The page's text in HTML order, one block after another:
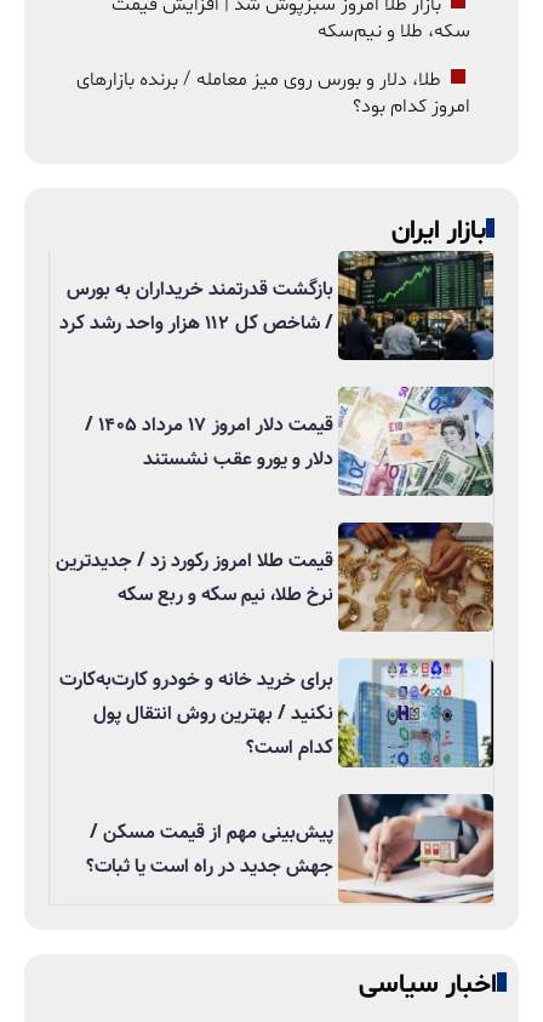
سکه، طلا و نیم‌سکه
طلا، دلار و بورس روی میز معامله / برنده بازارهای
امروز کدام بود؟
بازار ایران
بازگشت قدرتمند خریداران به بورس
/ شاخص کل ۱۱۲ هزار واحد رشد کرد
قیمت دلار امروز ۱۷ مرداد ۱۴۰۵ /
دلار و یورو عقب نشستند
قیمت طلا امروز رکورد زد / جدیدترین
نرخ طلا، نیم سکه و ربع سکه
برای خرید خانه و خودرو کارت‌به‌کارت
نکنید / بهترین روش انتقال پول
کدام است؟
پیش‌بینی مهم از قیمت مسکن /
جهش جدید در راه است یا ثبات؟
اخبار سیاسی